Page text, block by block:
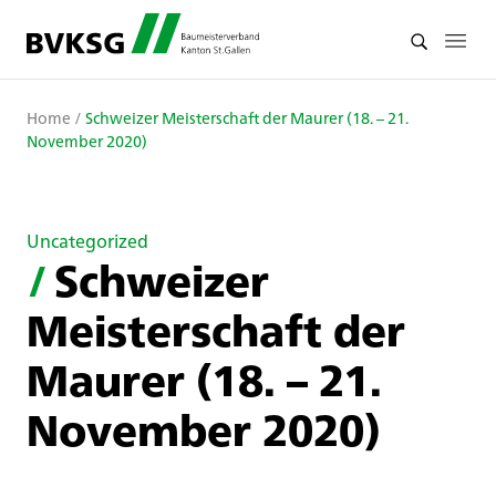
Home /Schweizer Meisterschaft der Maurer (18. – 21.
November 2020)
Uncategorized
/Schweizer
Meisterschaft der
Maurer (18. – 21.
November 2020)